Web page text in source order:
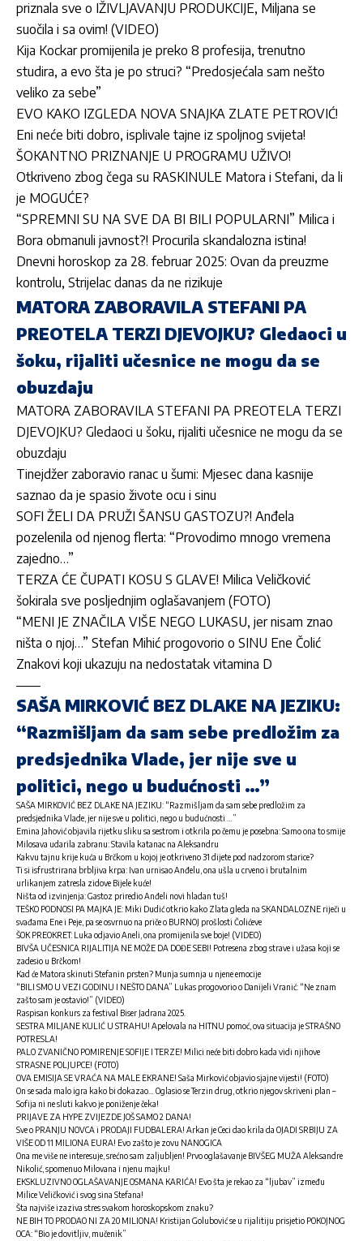
priznala sve o IŽIVLJAVANJU PRODUKCIJE, Miljana se
suočila i sa ovim! (VIDEO)
Kija Kockar promijenila je preko 8 profesija, trenutno
studira, a evo šta je po struci? “Predosjećala sam nešto
veliko za sebe”
EVO KAKO IZGLEDA NOVA SNAJKA ZLATE PETROVIĆ!
Eni neće biti dobro, isplivale tajne iz spoljnog svijeta!
ŠOKANTNO PRIZNANJE U PROGRAMU UŽIVO!
Otkriveno zbog čega su RASKINULE Matora i Stefani, da li
je MOGUĆE?
“SPREMNI SU NA SVE DA BI BILI POPULARNI” Milica i
Bora obmanuli javnost?! Procurila skandalozna istina!
Dnevni horoskop za 28. februar 2025: Ovan da preuzme
kontrolu, Strijelac danas da ne rizikuje
MATORA ZABORAVILA STEFANI PA
PREOTELA TERZI DJEVOJKU? Gledaoci u
šoku, rijaliti učesnice ne mogu da se
obuzdaju
MATORA ZABORAVILA STEFANI PA PREOTELA TERZI
DJEVOJKU? Gledaoci u šoku, rijaliti učesnice ne mogu da se
obuzdaju
Tinejdžer zaboravio ranac u šumi: Mjesec dana kasnije
saznao da je spasio živote ocu i sinu
SOFI ŽELI DA PRUŽI ŠANSU GASTOZU?! Anđela
pozelenila od njenog flerta: “Provodimo mnogo vremena
zajedno…”
TERZA ĆE ČUPATI KOSU S GLAVE! Milica Veličković
šokirala sve posljednjim oglašavanjem (FOTO)
“MENI JE ZNAČILA VIŠE NEGO LUKASU, jer nisam znao
ništa o njoj…” Stefan Mihić progovorio o SINU Ene Čolić
Znakovi koji ukazuju na nedostatak vitamina D
SAŠA MIRKOVIĆ BEZ DLAKE NA JEZIKU:
“Razmišljam da sam sebe predložim za
predsjednika Vlade, jer nije sve u
politici, nego u budućnosti …”
SAŠA MIRKOVIĆ BEZ DLAKE NA JEZIKU: “Razmišljam da sam sebe predložim za
predsjednika Vlade, jer nije sve u politici, nego u budućnosti …”
Emina Jahović objavila rijetku sliku sa sestrom i otkrila po čemu je posebna: Samo ona to smije
Milosava udarila zabranu: Stavila katanac na Aleksandru
Kakvu tajnu krije kuća u Brčkom u kojoj je otkriveno 31 dijete pod nadzorom starice?
Ti si isfrustrirana brbljiva krpa: Ivan urnisao Anđelu, ona ušla u crveno i brutalnim
urlikanjem zatresla zidove Bijele kuće!
Ništa od izvinjenja: Gastoz priredio Anđeli novi hladan tuš!
TEŠKO PODNOSI PA MAJKA JE: Miki Dudić otkrio kako Zlata gleda na SKANDALOZNE riječi u
svađama Ene i Peje, pa se osvrnuo na priče o BURNOJ prošlosti Čolićeve
ŠOK PREOKRET: Luka odjavio Aneli, ona promijenila sve boje! (VIDEO)
BIVŠA UČESNICA RIJALITIJA NE MOŽE DA DOĐE SEBI! Potresena zbog strave i užasa koji se
zadesio u Brčkom!
Kad će Matora skinuti Stefanin prsten? Munja sumnja u njene emocije
“BILI SMO U VEZI GODINU I NEŠTO DANA” Lukas progovorio o Danijeli Vranić: “Ne znam
zašto sam je ostavio!” (VIDEO)
Raspisan konkurs za festival Biser Jadrana 2025.
SESTRA MILJANE KULIĆ U STRAHU! Apelovala na HITNU pomoć, ova situacija je STRAŠNO
POTRESLA!
PALO ZVANIČNO POMIRENJE SOFIJE I TERZE! Milici neće biti dobro kada vidi njihove
STRASNE POLJUPCE! (FOTO)
OVA EMISIJA SE VRAĆA NA MALE EKRANE! Saša Mirković objavio sjajne vijesti! (FOTO)
On se sada malo igra kako bi dokazao… Oglasio se Terzin drug, otkrio njegov skriveni plan –
Sofija ni ne sluti kakvo je poniženje čeka!
PRIJAVE ZA HYPE ZVIJEZDE JOŠ SAMO 2 DANA!
Sve o PRANJU NOVCA i PRODAJI FUDBALERA! Arkan je Ceci dao krila da OJADI SRBIJU ZA
VIŠE OD 11 MILIONA EURA! Evo zašto je zovu NANOGICA
Ona me više ne interesuje, srećno sam zaljubljen! Prvo oglašavanje BIVŠEG MUŽA Aleksandre
Nikolić, spomenuo Milovana i njenu majku!
EKSKLUZIVNO OGLAŠAVANJE OSMANA KARIĆA! Evo šta je rekao za “ljubav” između
Milice Veličković i svog sina Stefana!
Šta najviše izaziva stres svakom horoskopskom znaku?
NE BIH TO PRODAO NI ZA 20 MILIONA! Kristijan Golubović se u rijalitiju prisjetio POKOJNOG
OCA: “Bio je dovitljiv, mučenik”